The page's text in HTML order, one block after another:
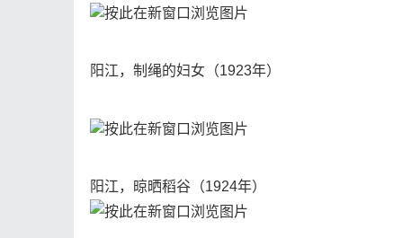
阳江，制绳的妇女（1923年）
阳江，晾晒稻谷（1924年）